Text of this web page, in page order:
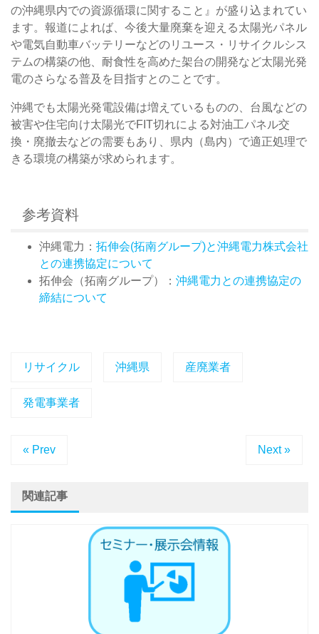
の沖縄県内での資源循環に関すること』が盛り込まれてい
ます。報道によれば、今後大量廃棄を迎える太陽光パネル
や電気自動車バッテリーなどのリユース・リサイクルシス
テムの構築の他、耐食性を高めた架台の開発など太陽光発
電のさらなる普及を目指すとのことです。
沖縄でも太陽光発電設備は増えているものの、台風などの
被害や住宅向け太陽光でFIT切れによる対油工パネル交
換・廃撤去などの需要もあり、県内（島内）で適正処理で
きる環境の構築が求められます。
参考資料
沖縄電力： 拓伸会(拓南グループ)と沖縄電力株式会社
との連携協定について
拓伸会（拓南グループ）： 沖縄電力との連携協定の
締結について
リサイクル 沖縄県 産廃業者
発電事業者
« Prev Next »
関連記事